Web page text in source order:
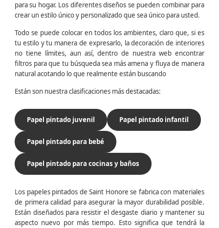
para su hogar. Los diferentes diseños se pueden combinar para
crear un estilo único y personalizado que sea único para usted.
Todo se puede colocar en todos los ambientes, claro que, si es
tu estilo y tu manera de expresarlo, la decoración de interiores
no tiene límites, aun así, dentro de nuestra web encontrar
filtros para que tu búsqueda sea más amena y fluya de manera
natural acotando lo que realmente están buscando
Están son nuestra clasificaciones más destacadas:
Papel pintado juvenil Papel pintado infantil
Papel pintado para bebé
Papel pintado para cocinas y baños
Los papeles pintados de Saint Honore se fabrica con materiales
de primera calidad para asegurar la mayor durabilidad posible.
Están diseñados para resistir el desgaste diario y mantener su
aspecto nuevo por más tiempo. Esto significa que tendrá la